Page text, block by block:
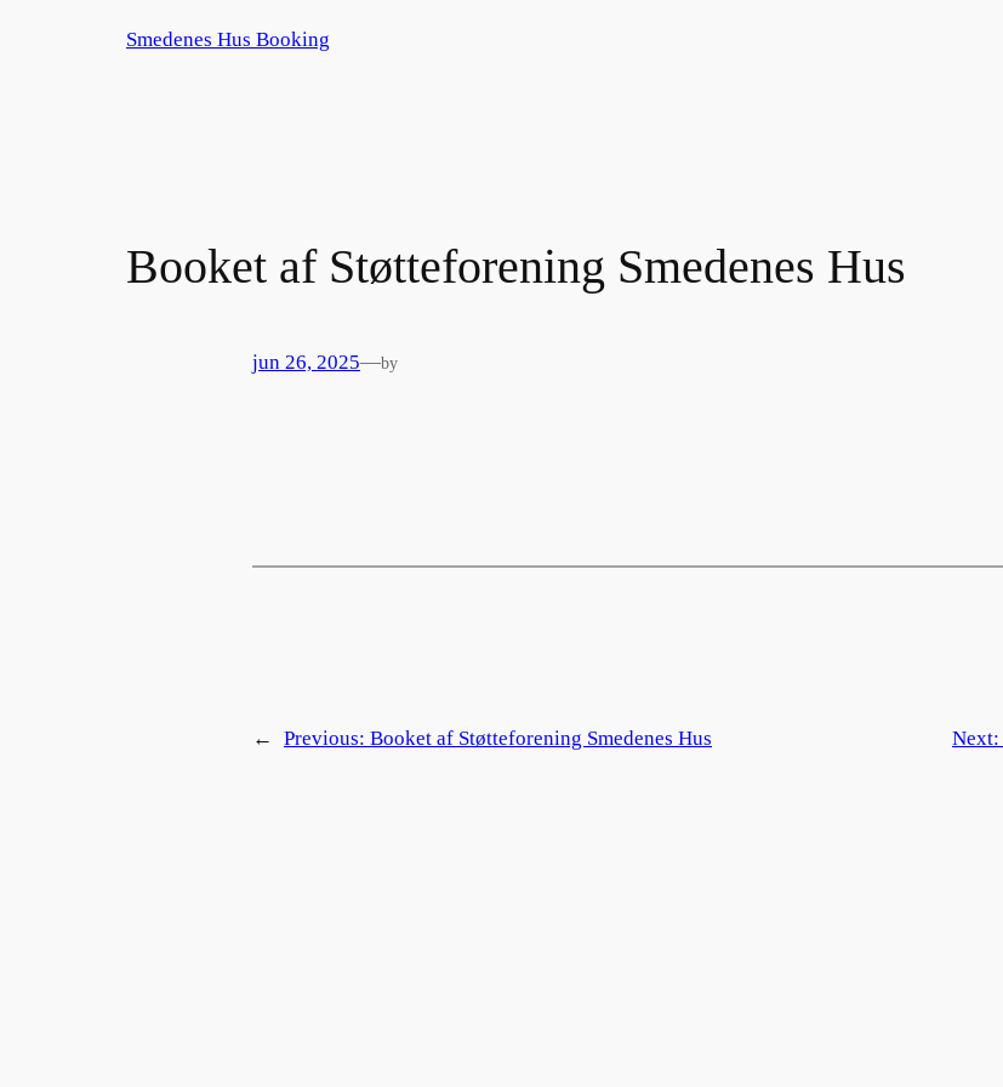
Smedenes Hus Booking
Booket af Støtteforening Smedenes Hus
jun 26, 2025—by
← Previous: Booket af Støtteforening Smedenes Hus Next: